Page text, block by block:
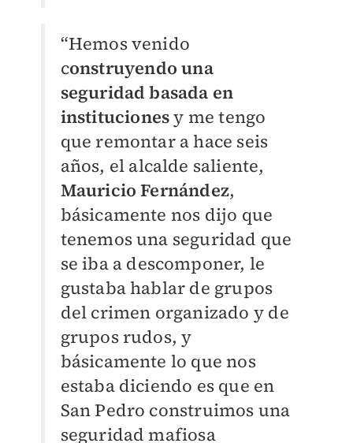
“Hemos venido
construyendo una
seguridad basada en
institucionesy me tengo
que remontar a hace seis
años, el alcalde saliente,
Mauricio Fernández,
básicamente nos dijo que
tenemos una seguridad que
se iba a descomponer, le
gustaba hablar de grupos
del crimen organizado y de
grupos rudos, y
básicamente lo que nos
estaba diciendo es que en
San Pedro construimos una
seguridad mafiosa